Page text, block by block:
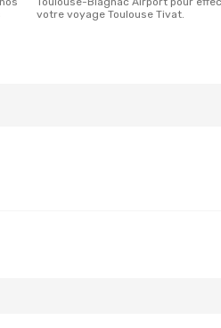
votre voyage Toulouse Tivat.